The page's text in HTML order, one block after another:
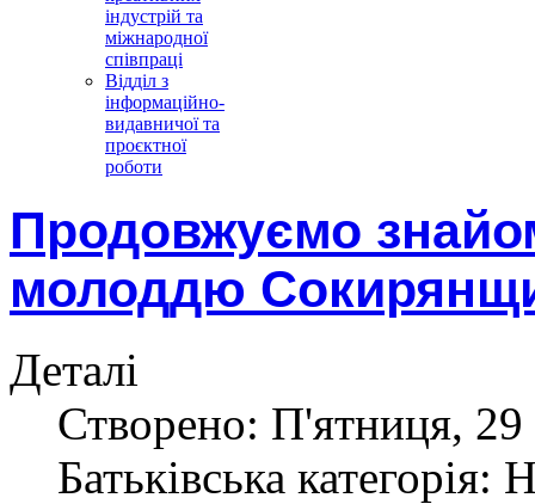
індустрій та
міжнародної
співпраці
Відділ з
інформаційно-
видавничої та
проєктної
роботи
Продовжуємо
молоддю
Деталі
Створено: П'ятниця,
Батьківська категорія: